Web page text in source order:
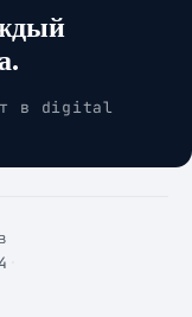
в digital